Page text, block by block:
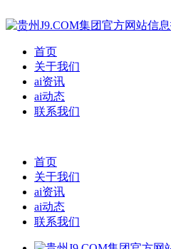
首页
关于我们
ai资讯
ai动态
联系我们
首页
关于我们
ai资讯
ai动态
联系我们